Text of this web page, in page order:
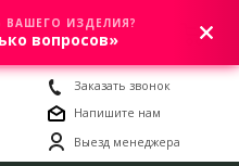
0
Заказать звонок
Напишите нам
Выезд менеджера
ИЗДЕЛИЯ?
вопросов»